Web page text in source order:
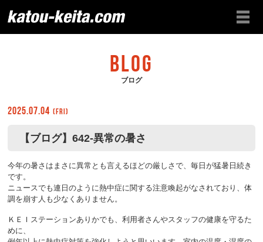
BLOG
ブログ
2025.07.04 (Fri)
【ブログ】642-異常の暑さ
今年の暑さはまさに異常とも言えるほどの厳しさで、毎日が猛暑日続き
です。
ニュースでも連日のように熱中症に関する注意喚起がなされており、体
調を崩す人も少なくありません。
ＫＥＩステーションありかでも、利用者さんやスタッフの健康を守るた
めに、